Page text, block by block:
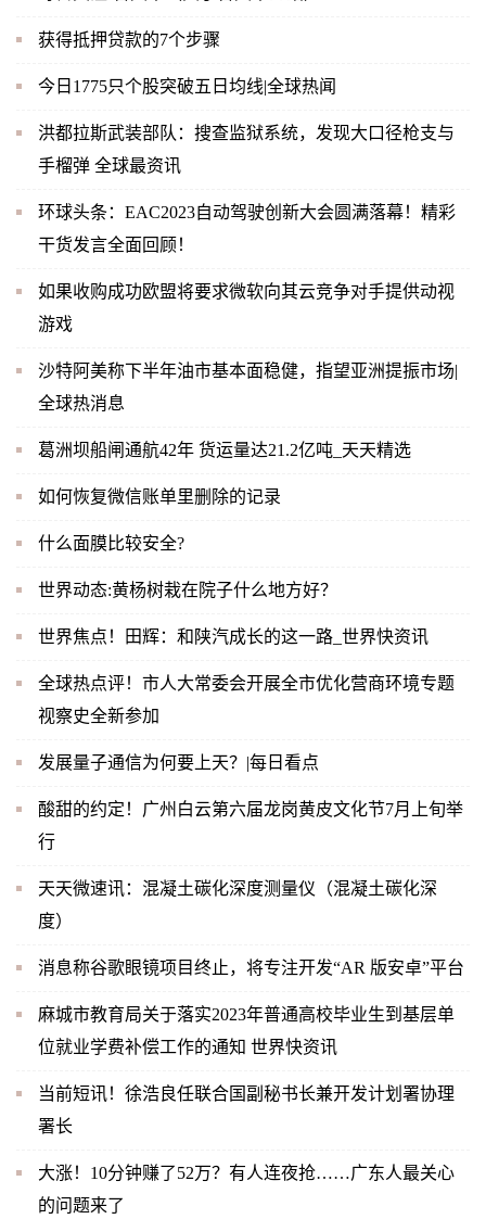
获得抵押贷款的7个步骤
今日1775只个股突破五日均线|全球热闻
洪都拉斯武装部队：搜查监狱系统，发现大口径枪支与
手榴弹 全球最资讯
环球头条：EAC2023自动驾驶创新大会圆满落幕！精彩
干货发言全面回顾！
如果收购成功欧盟将要求微软向其云竞争对手提供动视
游戏
沙特阿美称下半年油市基本面稳健，指望亚洲提振市场|
全球热消息
葛洲坝船闸通航42年 货运量达21.2亿吨_天天精选
如何恢复微信账单里删除的记录
什么面膜比较安全?
世界动态:黄杨树栽在院子什么地方好？
世界焦点！田辉：和陕汽成长的这一路_世界快资讯
全球热点评！市人大常委会开展全市优化营商环境专题
视察史全新参加
发展量子通信为何要上天？|每日看点
酸甜的约定！广州白云第六届龙岗黄皮文化节7月上旬举
行
天天微速讯：混凝土碳化深度测量仪（混凝土碳化深
度）
消息称谷歌眼镜项目终止，将专注开发“AR 版安卓”平台
麻城市教育局关于落实2023年普通高校毕业生到基层单
位就业学费补偿工作的通知 世界快资讯
当前短讯！徐浩良任联合国副秘书长兼开发计划署协理
署长
大涨！10分钟赚了52万？有人连夜抢……广东人最关心
的问题来了